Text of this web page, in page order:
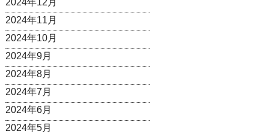
2024年12月
2024年11月
2024年10月
2024年9月
2024年8月
2024年7月
2024年6月
2024年5月